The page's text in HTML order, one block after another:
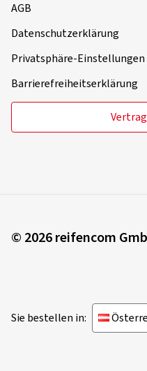
AGB
Datenschutzerklärung
Privatsphäre-Einstellungen
Barrierefreiheitserklärung
© 2026 reifencom
Sie bestellen in: